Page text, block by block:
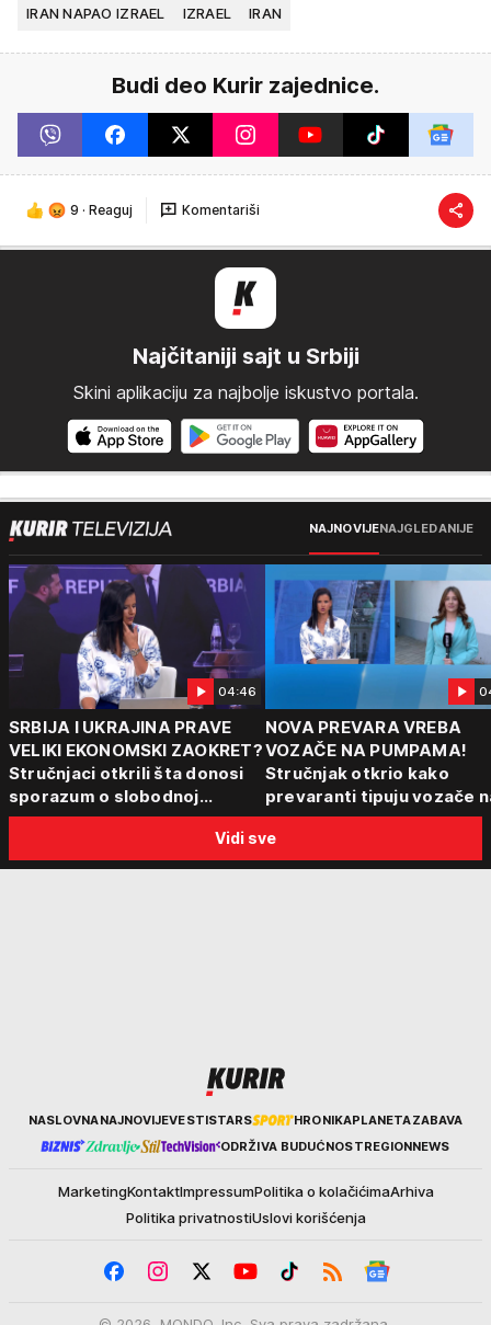
IRAN NAPAO IZRAEL IZRAEL IRAN
Budi deo Kurir zajednice.
9 · Reaguj Komentariši
Najčitaniji sajt u Srbiji
Skini aplikaciju za najbolje iskustvo portala.
NAJNOVIJENAJGLEDANIJE
04:46
SRBIJA I UKRAJINA PRAVE
VELIKI EKONOMSKI ZAOKRET?
Stručnjaci otkrili šta donosi
sporazum o slobodnoj
trgovini
NOVA PREVARA VREBA
VOZAČE NA PUMPAMA!
Stručnjak otkrio kako
prevaranti tipuju vozače
pumpama
Vidi sve
KurirNASLOVNANAJNOVIJEVESTISTARS HRONIKAPLANETAZABAVA
ODRŽIVA BUDUĆNOSTREGIONNEWS
MarketingKontaktImpressumPolitika o kolačićimaArhiva
Politika privatnostiUslovi korišćenja